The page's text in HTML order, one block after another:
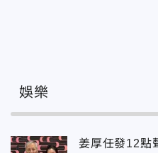
娛樂
姜厚任發12點